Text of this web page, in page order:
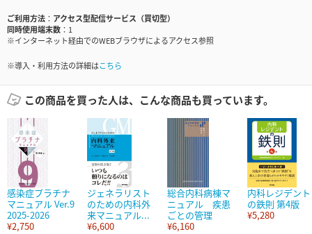
ご利用方法
アクセス型配信サービス（買切型）
同時使用端末数
1
※インターネット経由でのWEBブラウザによるアクセス参照
※導入・利用方法の詳細はこちら
この商品を買った人は、こんな商品も買っています。
感染症プラチナ
マニュアル Ver.9
2025-2026
¥2,750
ジェネラリスト
のための内科外
来マニュアル...
¥6,600
総合内科病棟マ
ニュアル 疾患
ごとの管理
¥6,160
内科レジデント
の鉄則 第4版
¥5,280